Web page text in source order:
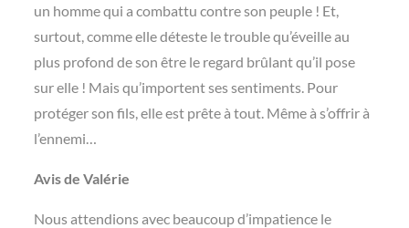
un homme qui a combattu contre son peuple ! Et,
surtout, comme elle déteste le trouble qu’éveille au
plus profond de son être le regard brûlant qu’il pose
sur elle ! Mais qu’importent ses sentiments. Pour
protéger son fils, elle est prête à tout. Même à s’offrir à
l’ennemi…
Avis de Valérie
Nous attendions avec beaucoup d’impatience le